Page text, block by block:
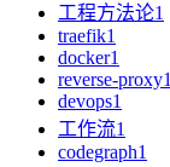
工程方法论1
traefik1
docker1
reverse-proxy1
devops1
工作流1
codegraph1